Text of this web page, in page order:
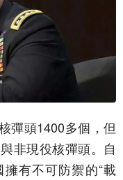
彈頭1400多個，但
非現役核彈頭。自
有不可防禦的“載